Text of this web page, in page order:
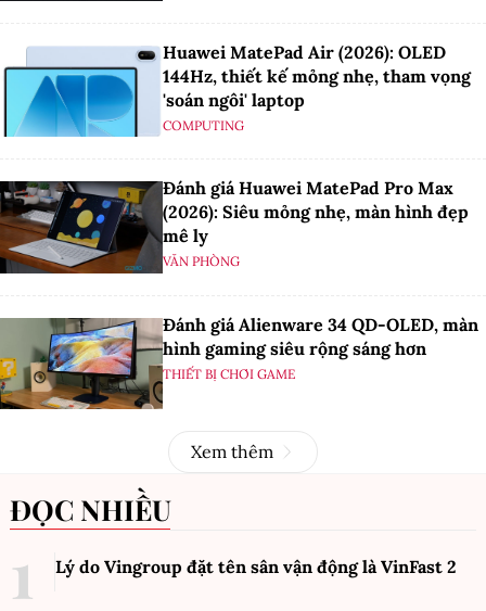
Huawei MatePad Air (2026): OLED
144Hz, thiết kế mỏng nhẹ, tham vọng
'soán ngôi' laptop
COMPUTING
Đánh giá Huawei MatePad Pro Max
(2026): Siêu mỏng nhẹ, màn hình đẹp
mê ly
VĂN PHÒNG
Đánh giá Alienware 34 QD-OLED, màn
hình gaming siêu rộng sáng hơn
THIẾT BỊ CHƠI GAME
Xem thêm
ĐỌC NHIỀU
Lý do Vingroup đặt tên sân vận động là VinFast 2